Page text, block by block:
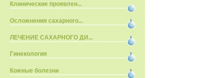
Клинические проявлен...
Осложнения сахарного...
ЛЕЧЕНИЕ САХАРНОГО ДИ...
Гинекология
Кожные болезни